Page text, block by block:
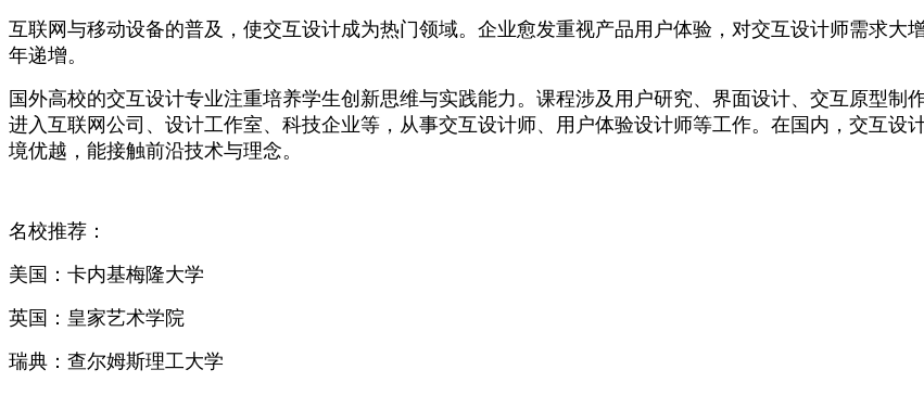
互联网与移动设备的普及，使交互设计成为热门领域。企业愈发重视产品用户体验，对交互设计师需求大
年递增。
国外高校的交互设计专业注重培养学生创新思维与实践能力。课程涉及用户研究、界面设计、交互原型
进入互联网公司、设计工作室、科技企业等，从事交互设计师、用户体验设计师等工作。在国内，交互设
境优越，能接触前沿技术与理念。
名校推荐：
美国：卡内基梅隆大学
英国：皇家艺术学院
瑞典：查尔姆斯理工大学